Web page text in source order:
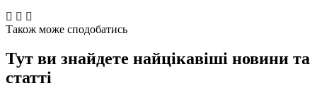
Також може сподобатись
Тут ви знайдете найцікавіші новини та
статті